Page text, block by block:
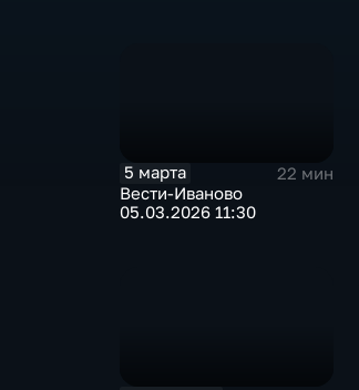
5 марта
22 мин
Вести-Иваново
05.03.2026 11:30